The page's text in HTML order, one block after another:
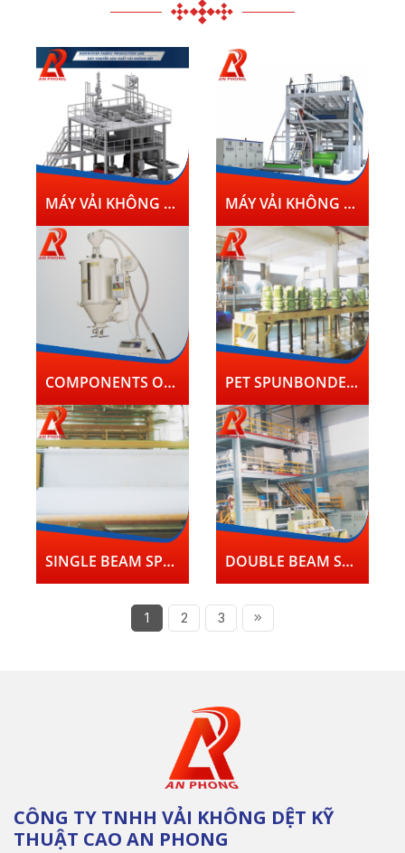
MÁY VẢI KHÔNG DỆT PP(S,SS,SMS,SMMS) MÁY VẢI KHÔNG DỆT PP 2 S TẠI VIỆT NAM
COMPONENTS OF SPUNBOND LINE PET SPUNBONDED NEEDLE PUNCHED NONWOVEN LINE
SINGLE BEAM SPUNBON NONWOVEN LINE DOUBLE BEAM SPUNBOND NONWOVEN LINE
1 2 3
CÔNG TY TNHH VẢI KHÔNG DỆT KỸ
THUẬT CAO AN PHONG